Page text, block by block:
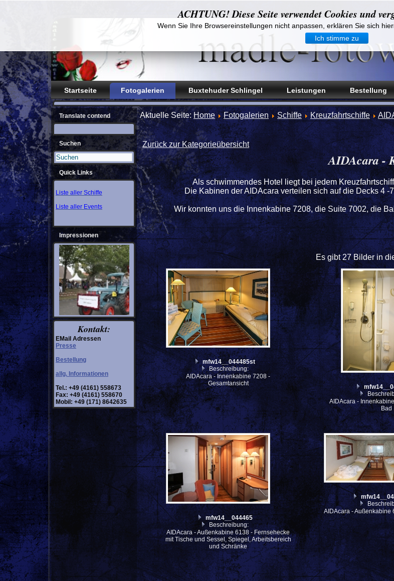
Startseite Fotogalerien Buxtehuder Schlingel Leistungen Bestellung
ACHTUNG! Diese Seite verwendet Cookies und
Wenn Sie Ihre Browsereinstellungen nicht anpassen, erklären Sie sich
Ich stimme zu
Translate contend
Suchen
Quick Links
Liste aller Schiffe
Liste aller Events
Impressionen
Kontakt:
EMail Adressen
Presse
Bestellung
allg. Informationen
Tel.: +49 (4161) 558673
Fax: +49 (4161) 558670
Mobil: +49 (171) 8642635
Aktuelle Seite: Home Fotogalerien Schiffe Kreuzfahrtschiffe
Zurück zur Kategorieübersicht
AIDAcara -
Als schwimmendes Hotel liegt bei jedem
Die Kabinen der AIDAcara verteilen sich auf die Decks 4
Wir konnten uns die Innenkabine 7208, die Suite 7002, die
Es gibt 27 Bilder in
mfw14__044485st
Beschreibung:
AIDAcara - Innenkabine 7208 -
Gesamtansicht
AIDAcara -
Bad
mfw14__044465
Beschreibung:
AIDAcara - Außenkabine 6138 - Fernsehecke
mit Tische und Sessel, Spiegel, Arbeitsbereich
und Schränke
AIDAcara - Außenkabine